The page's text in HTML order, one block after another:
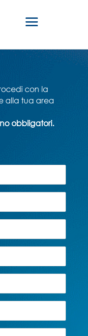
con la
alla tua area
obbligatori.